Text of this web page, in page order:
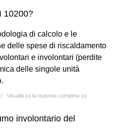
10200?
di calcolo e le
delle spese di riscaldamento
e involontari (perdite
delle singole unità
| Visualizza la risposta completa su
involontario del